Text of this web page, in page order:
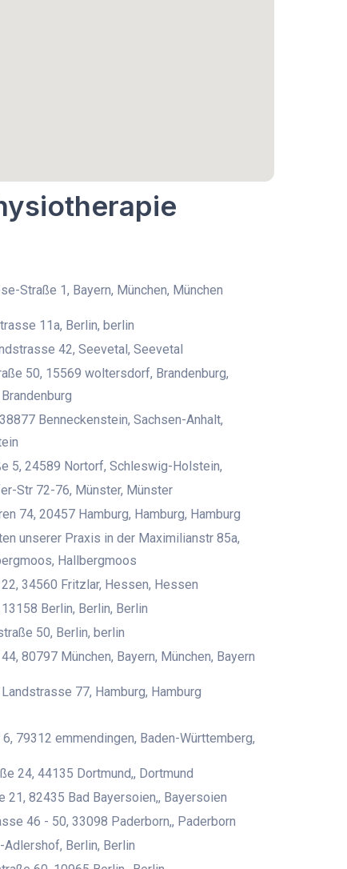
Straße 1, Bayern, München, München
11a, Berlin, berlin
42, Seevetal, Seevetal
50, 15569 woltersdorf, Brandenburg,
Benneckenstein, Sachsen-Anhalt,
5, 24589 Nortorf, Schleswig-Holstein,
Str 72-76, Münster, Münster
74, 20457 Hamburg, Hamburg, Hamburg
unserer Praxis in der Maximilianstr 85a,
Hallbergmoos
34560 Fritzlar, Hessen, Hessen
Berlin, Berlin, Berlin
50, Berlin, berlin
80797 München, Bayern, München, Bayern
77, Hamburg, Hamburg
79312 emmendingen, Baden-Württemberg,
24, 44135 Dortmund,, Dortmund
21, 82435 Bad Bayersoien,, Bayersoien
46 - 50, 33098 Paderborn,, Paderborn
Berlin, Berlin